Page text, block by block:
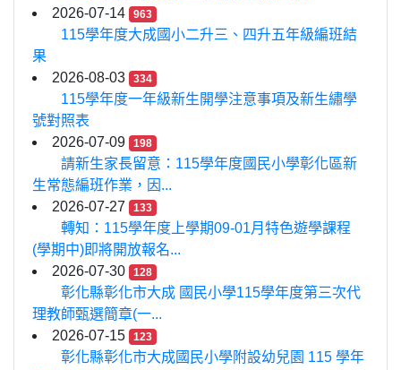
2026-07-14
963
115學年度大成國小二升三、四升五年級編班結
果
2026-08-03
334
115學年度一年級新生開學注意事項及新生繡學
號對照表
2026-07-09
198
請新生家長留意：115學年度國民小學彰化區新
生常態編班作業，因...
2026-07-27
133
轉知：115學年度上學期09-01月特色遊學課程
(學期中)即將開放報名...
2026-07-30
128
彰化縣彰化市大成 國民小學115學年度第三次代
理教師甄選簡章(一...
2026-07-15
123
彰化縣彰化市大成國民小學附設幼兒園 115 學年